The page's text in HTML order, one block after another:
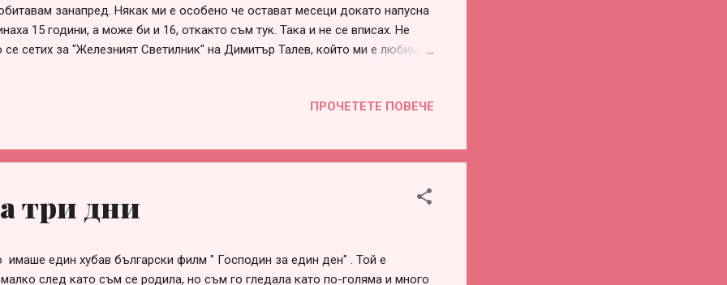
занапред. Някак ми е особено че остават месеци докато напусна
15 години, а може би и 16, откакто съм тук. Така и не се вписах. Не
сетих за "Железният Светилник" на Димитър Талев, който ми е любим
за романа. Та и аз така, все си останах чуждоземец в гр. Бургас с много
физическо време е ограничено и ангажиментите много. Да, чуваме се
но не е същото, така че съм си поела кармата за неподдържаните
и нямам...
ПРОЧЕТЕТЕ ПОВЕЧЕ
три дни
имаше един хубав български филм " Господин за един ден" . Той е
след като съм се родила, но съм го гледала като по-голяма и много